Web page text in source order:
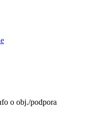
o obj./podpora